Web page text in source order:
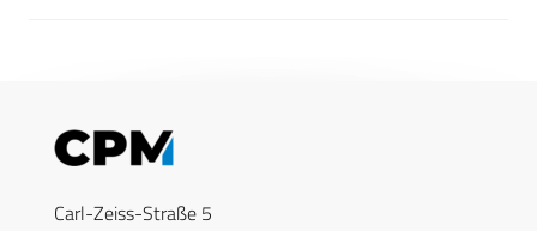
Carl-Zeiss-Straße 5